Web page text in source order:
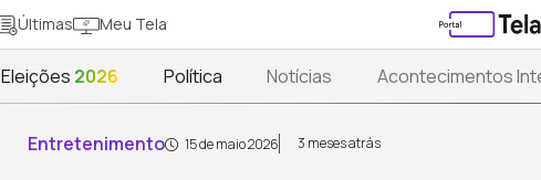
Últimas Meu Tela
Eleições 2026 Política Notícias Acontecimentos
Entretenimento 15 de maio 2026 3 meses atrás